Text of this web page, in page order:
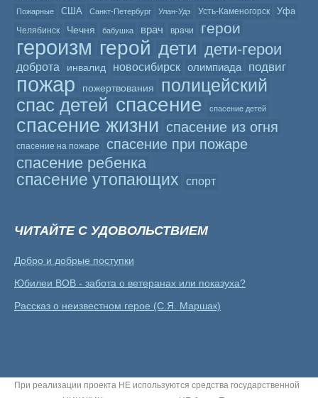
Пожарные США Санкт-Петербург Улан-Удэ Усть-Каменогорск Уфа
Челябинск Чечня бабушка врач врачи герои
героизм герой дети дети-герои
доброта инвалид новосибирск олимпиада подвиг
пожар пожертвования
полицейский
спас детей спасение спасение детей
спасение жизни спасение из огня
спасение на пожаре спасение при пожаре
спасение ребенка
спасение утопающих
спорт
ЧИТАЙТЕ С УДОВОЛЬСТВИЕМ
Добро и добрые поступки
Юбилеи ВОВ - забота о ветеранах или показуха?
Рассказ о неизвестном герое (С.Я. Маршак)
При реализации проекта НЕ используются средства государственной